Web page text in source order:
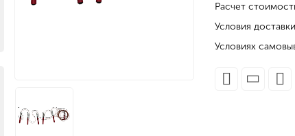
Расчет
Условия доставки
Условиях